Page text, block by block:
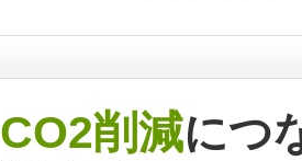
CO2削減につ